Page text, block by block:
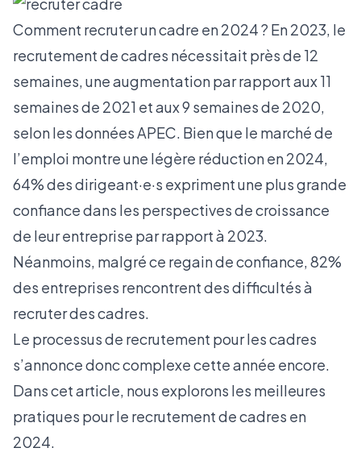
Comment recruter un cadre en 2024 ? En 2023, le
recrutement de cadres nécessitait près de 12
semaines, une augmentation par rapport aux 11
semaines de 2021 et aux 9 semaines de 2020,
selon les données APEC. Bien que le marché de
l’emploi montre une légère réduction en 2024,
64% des dirigeant·e·s expriment une plus grande
confiance dans les perspectives de croissance
de leur entreprise par rapport à 2023.
Néanmoins, malgré ce regain de confiance, 82%
des entreprises rencontrent des difficultés à
recruter des cadres.
Le processus de recrutement pour les cadres
s’annonce donc complexe cette année encore.
Dans cet article, nous explorons les meilleures
pratiques pour le recrutement de cadres en
2024.